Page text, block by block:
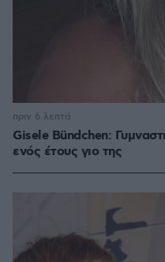
Gisele Bündchen:
ενός έτους γιο της
πριν 6 λεπτά